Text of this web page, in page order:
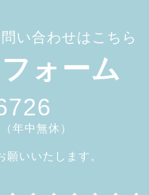
い合わせはこちら
ォーム
年中無休）
願いいたします。